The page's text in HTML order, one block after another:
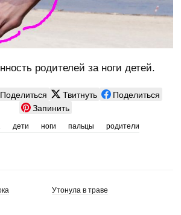
родителей за ноги детей.
Поделиться Твитнуть
Поделиться
Запинить
дети ноги пальцы родители
Утонула в траве